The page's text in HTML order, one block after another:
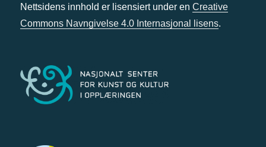
Nettsidens innhold er lisensiert under en Creative
Commons Navngivelse 4.0 Internasjonal lisens.